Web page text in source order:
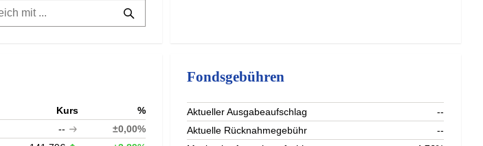
Kurs
%
--
±0,00%
Fondsgebühren
Aktueller Ausgabeaufschlag
--
Aktuelle Rücknahmegebühr
--